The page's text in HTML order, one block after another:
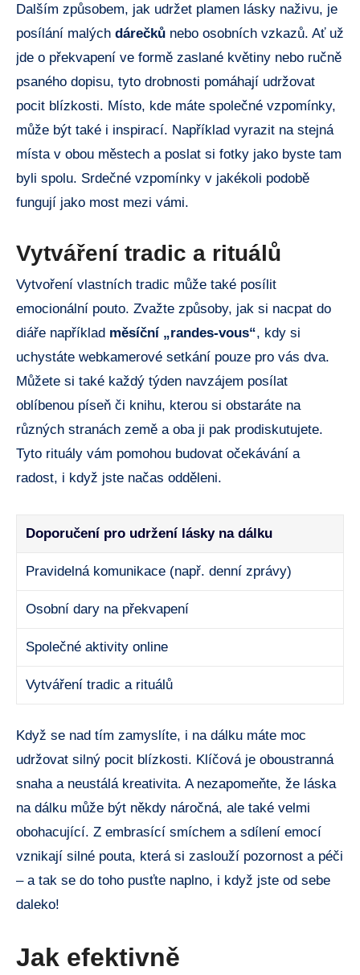
Dalším způsobem, jak udržet plamen lásky naživu, je
posílání malých dárečků nebo osobních vzkazů. Ať už
jde o překvapení ve formě zaslané květiny nebo ručně
psaného dopisu, tyto drobnosti pomáhají udržovat
pocit blízkosti. Místo, kde máte společné vzpomínky,
může být také i inspirací. Například vyrazit na stejná
místa v obou městech a poslat si fotky jako byste tam
byli spolu. Srdečné vzpomínky v jakékoli podobě
fungují jako most mezi vámi.
Vytváření tradic a rituálů
Vytvoření vlastních tradic může také posílit
emocionální pouto. Zvažte způsoby, jak si nacpat do
diáře například měsíční „randes-vous“, kdy si
uchystáte webkamerové setkání pouze pro vás dva.
Můžete si také každý týden navzájem posílat
oblíbenou píseň či knihu, kterou si obstaráte na
různých stranách země a oba ji pak prodiskutujete.
Tyto rituály vám pomohou budovat očekávání a
radost, i když jste načas odděleni.
Doporučení pro udržení lásky na dálku
Pravidelná komunikace (např. denní zprávy)
Osobní dary na překvapení
Společné aktivity online
Vytváření tradic a rituálů
Když se nad tím zamyslíte, i na dálku máte moc
udržovat silný pocit blízkosti. Klíčová je oboustranná
snaha a neustálá kreativita. A nezapomeňte, že láska
na dálku může být někdy náročná, ale také velmi
obohacující. Z embrasící smíchem a sdílení emocí
vznikají silné pouta, která si zaslouží pozornost a péči
– a tak se do toho pusťte naplno, i když jste od sebe
daleko!
Jak efektivně